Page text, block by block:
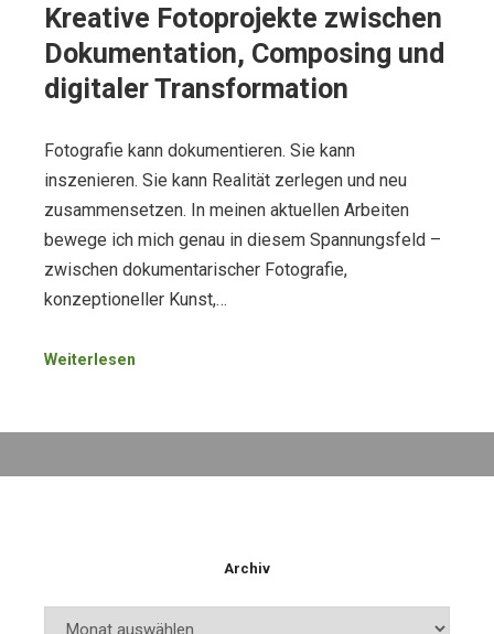
Kreative Fotoprojekte zwischen
Dokumentation, Composing und
digitaler Transformation
Fotografie kann dokumentieren. Sie kann
inszenieren. Sie kann Realität zerlegen und neu
zusammensetzen. In meinen aktuellen Arbeiten
bewege ich mich genau in diesem Spannungsfeld –
zwischen dokumentarischer Fotografie,
konzeptioneller Kunst,…
Weiterlesen
Archiv
Archiv